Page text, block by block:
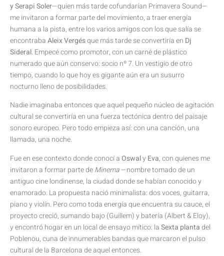
y Serapi Soler—quien más tarde cofundarían Primavera Sound—
me invitaron a formar parte del movimiento, a traer energía
humana a la pista, entre los varios amigos con los que salía se
encontrabaAleix Vergésque más tarde se convertiría en Dj
Sideral. Empecé como promotor, con un carné de plástico
numerado que aún conservo: socio nº 7. Un vestigio de otro
tiempo, cuando lo que hoy es gigante aún era un susurro
nocturno lleno de posibilidades.
Nadie imaginaba entonces que aquel pequeño núcleo de agitación
cultural se convertiría en una fuerza tectónica dentro del paisaje
sonoro europeo. Pero todo empieza así: con una canción, una
llamada, una noche.
Fue en ese contexto donde conocí a Oswaly Eva, con quienes me
invitaron a formar parte deMinema—nombre tomado de un
antiguo cine londinense, la ciudad donde se habían conocido y
enamorado. La propuesta nació minimalista: dos voces, guitarra,
piano y violín. Pero como toda energía que encuentra su cauce, el
proyecto creció, sumando bajo (Guillem) y batería (Albert & Eloy),
y encontró hogar en un local de ensayo mítico: laSexta plantadel
Poblenou, cuna de innumerables bandas que marcaron el pulso
cultural de la Barcelona de aquel entonces.